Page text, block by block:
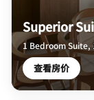
Superior
1 Bedroom Suite,
查看房价